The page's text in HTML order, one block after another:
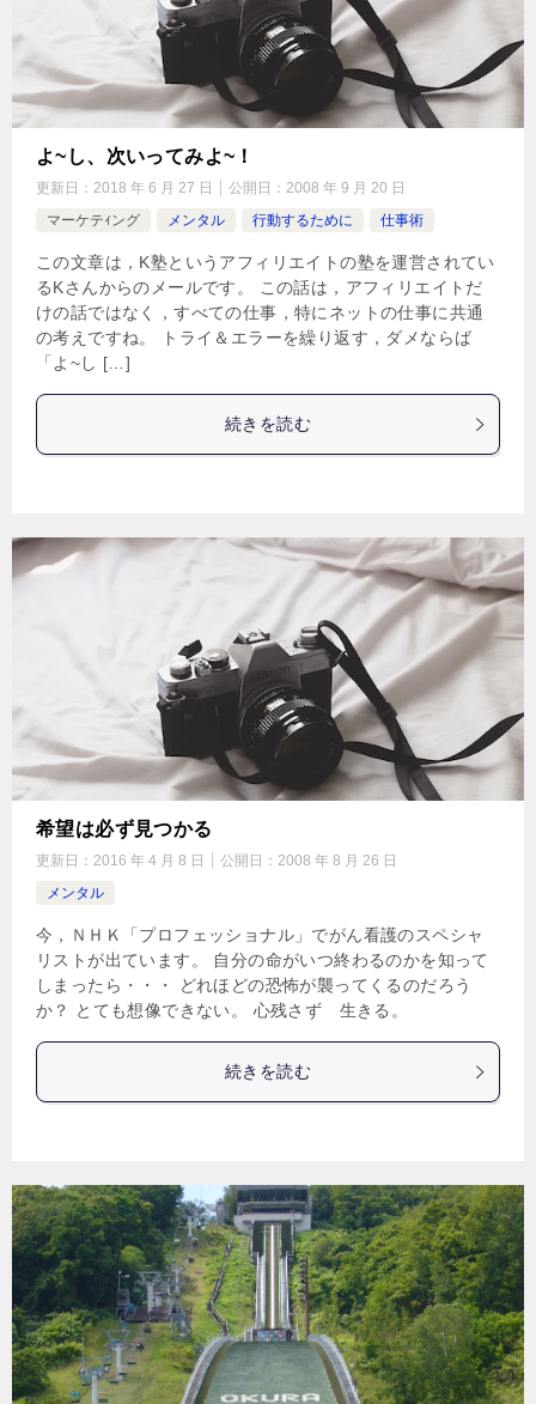
よ~し、次いってみよ~！
更新日： 2018 年 6 月 27 日 公開日： 2008 年 9 月 20 日
マーケテｨング
メンタル 行動するために 仕事術
この文章は，K塾というアフィリエイトの塾を運営されてい
るKさんからのメールです。 この話は，アフィリエイトだ
けの話ではなく，すべての仕事，特にネットの仕事に共通
の考えですね。 トライ＆エラーを繰り返す，ダメならば
「よ~し […]
続きを読む
希望は必ず見つかる
更新日： 2016 年 4 月 8 日 公開日： 2008 年 8 月 26 日
メンタル
今，ＮＨＫ「プロフェッショナル」でがん看護のスペシャ
リストが出ています。 自分の命がいつ終わるのかを知って
しまったら・・・ どれほどの恐怖が襲ってくるのだろう
か？ とても想像できない。 心残さず 生きる。
続きを読む